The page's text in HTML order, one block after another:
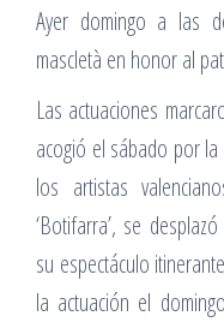
Ayer domingo a las
mascletà en honor al
Las actuaciones
acogió el sábado por
los artistas
‘Botifarra’, se
su espectáculo
la actuación el